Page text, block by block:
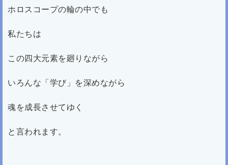
ホロスコープの輪の中でも
私たちは
この四大元素を廻りながら
いろんな「学び」を深めながら
魂を成長させてゆく
と言われます。